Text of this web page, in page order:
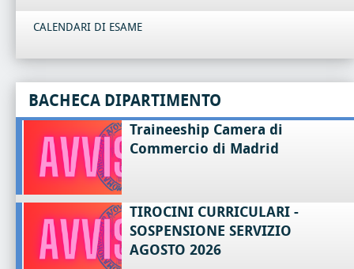
CALENDARI DI ESAME
BACHECA DIPARTIMENTO
Traineeship Camera di
Commercio di Madrid
TIROCINI CURRICULARI -
SOSPENSIONE SERVIZIO
AGOSTO 2026